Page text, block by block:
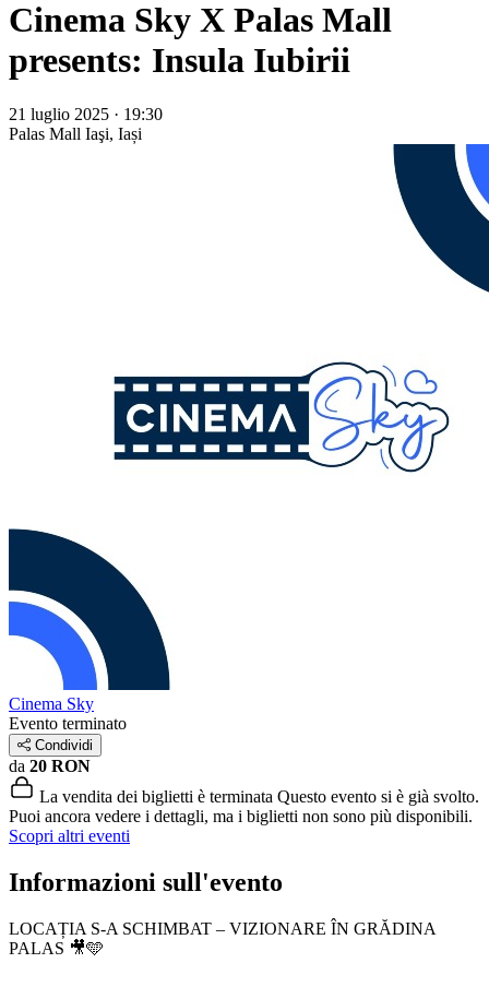
Cinema Sky X Palas Mall
presents: Insula Iubirii
21 luglio 2025 · 19:30
Palas Mall Iaşi, Iași
Cinema Sky
Evento terminato
Condividi
da 20 RON
La vendita dei biglietti è terminata Questo evento si è già svolto.
Puoi ancora vedere i dettagli, ma i biglietti non sono più disponibili.
Scopri altri eventi
Informazioni sull'evento
LOCAȚIA S-A SCHIMBAT – VIZIONARE ÎN GRĂDINA
PALAS 🎥🩵